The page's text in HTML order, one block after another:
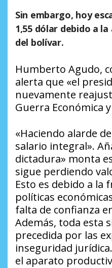
Sin embargo, hoy
1,55 dólar debido a
del bolívar.
Humberto Agudo,
alerta que «el
nuevamente
Guerra Económica
«Haciendo alarde
salario integral».
dictadura» monta
sigue perdiendo
Esto es debido a la
políticas
falta de confianza
Además, toda esta
precedida por las
inseguridad
el aparato